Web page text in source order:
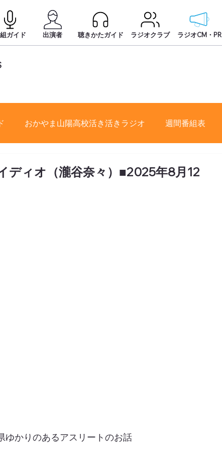
ガイド 出演者 聴きかたガイド ラジオクラブ ラジオCM・PR
おかやま山陽高校活き活きラジオ 週間番組表
ディオ（瀧谷奈々）■2025年8月12
ゆかりのあるアスリートのお話